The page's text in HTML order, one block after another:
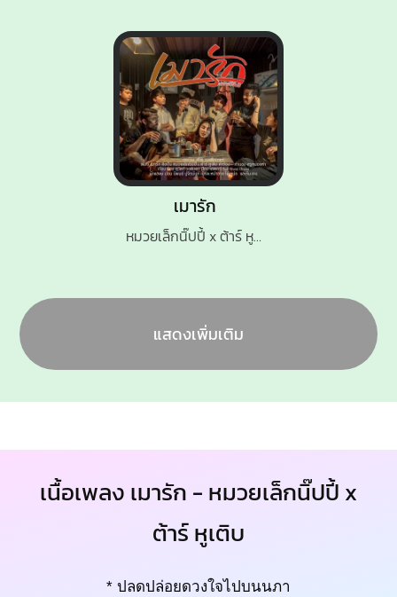
เมารัก
หมวยเล็กนิ๊ปปี้ x ต้าร์ หูเติบ
แสดงเพิ่มเติม
เนื้อเพลง เมารัก - หมวยเล็กนิ๊ปปี้ x
ต้าร์ หูเติบ
* ปลดปล่อยดวงใจไปบนนภา